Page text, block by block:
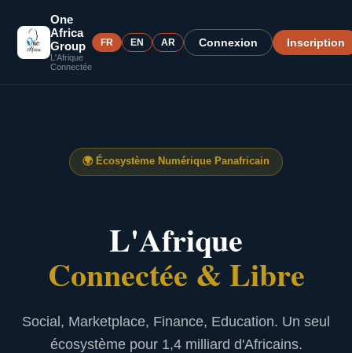
One
Africa
Group
L'Afrique
Connectée
FR EN AR Connexion Inscription
🌍 Écosystème Numérique Panafricain
L'Afrique
Connectée & Libre
Social, Marketplace, Finance, Education. Un seul
écosystème pour 1,4 milliard d'Africains.